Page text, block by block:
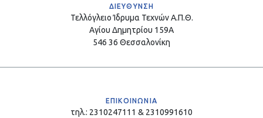
ΔΙΕΥΘΥΝΣΗ
Τελλόγλειο Ίδρυμα Τεχνών Α.Π.Θ.
Αγίου Δημητρίου 159Α
546 36 Θεσσαλονίκη
ΕΠΙΚΟΙΝΩΝΙΑ
τηλ.: 2310247111 & 2310991610